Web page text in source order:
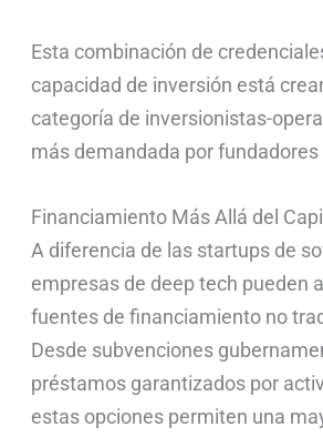
Esta combinación de
capacidad de inversión está
categoría de inversionistas-
más demandada por
Financiamiento Más Allá del
A diferencia de las startups de
empresas de deep tech pueden
fuentes de financiamiento no
Desde subvenciones
préstamos garantizados por
estas opciones permiten una